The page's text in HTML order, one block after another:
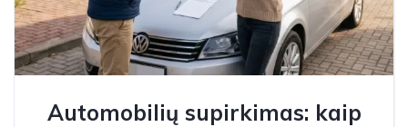
Automobilių supirkimas: kaip